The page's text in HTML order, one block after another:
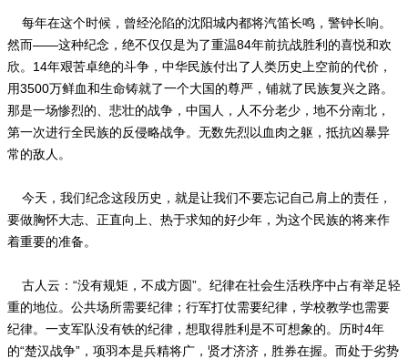
每年在这个时候，曾经沦陷的沈阳城内都将汽笛长鸣，警钟长响。
然而——这种纪念，绝不仅仅是为了重温84年前抗战胜利的喜悦和欢
欣。14年艰苦卓绝的斗争，中华民族付出了人类历史上空前的代价，
用3500万鲜血和生命铸就了一个大国的尊严，铺就了民族复兴之路。
那是一场惨烈的、悲壮的战争，中国人，人不分老少，地不分南北，
第一次进行全民族的反侵略战争。无数先烈以血肉之躯，抵抗凶暴异
常的敌人。
今天，我们纪念这段历史，就是让我们不要忘记自己肩上的责任，
要做胸怀大志、正直向上、热于求知的好少年，为这个民族的将来作
着重要的准备。
古人云：“没有规矩，不成方圆”。纪律在社会生活秩序中占有举足轻
重的地位。公共场所需要纪律；行军打仗需要纪律，学校教学也需要
纪律。一支军队没有铁的纪律，想取得胜利是不可想象的。历时4年
的“楚汉战争”，项羽本是兵精将广，贤才济济，胜券在握。而处于劣势